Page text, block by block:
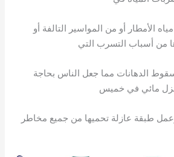
الأمطار أو من المواسير التالفة أو
من أسباب التسرب التي
الدهانات مما جعل الناس بحاجة
مائي في خميس
طبقة عازلة تحميها من جميع مخاطر